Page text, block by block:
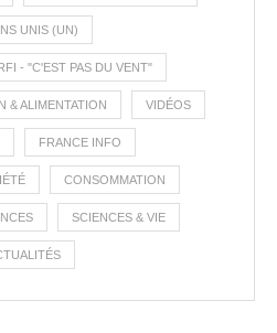
UNIS (UN)
- "C'EST PAS DU VENT"
& ALIMENTATION VIDÉOS
FRANCE INFO
CONSOMMATION
SCIENCES & VIE